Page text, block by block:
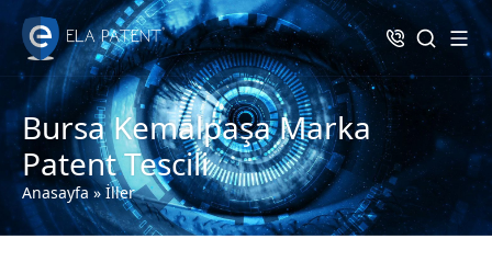
Bursa Kemalpaşa Marka
Patent Tescili
Anasayfa»İller